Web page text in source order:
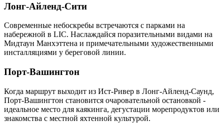
Лонг-Айленд-Сити
Современные небоскребы встречаются с парками на
набережной в LIC. Наслаждайся поразительными видами на
Мидтаун Манхэттена и примечательными художественными
инсталляциями у береговой линии.
Порт-Вашингтон
Когда маршрут выходит из Ист-Ривер в Лонг-Айленд-Саунд,
Порт-Вашингтон становится очаровательной остановкой -
идеальное место для каякинга, дегустации морепродуктов или
знакомства с местной яхтенной культурой.